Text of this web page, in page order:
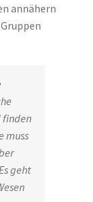
annähern
finden
muss
geht